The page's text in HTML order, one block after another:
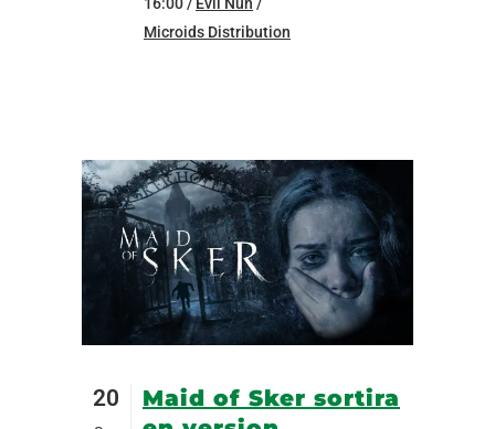
Microids Distribution
20
Maid of Sker sortira